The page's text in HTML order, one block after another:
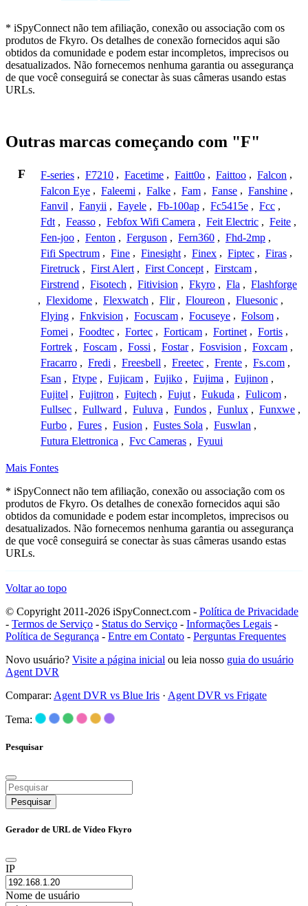
* iSpyConnect não tem afiliação, conexão ou associação com os
produtos de Fkyro. Os detalhes de conexão fornecidos aqui são
obtidos da comunidade e podem estar incompletos, imprecisos ou
desatualizados. Não fornecemos nenhuma garantia ou assegurança
de que você conseguirá se conectar às suas câmeras usando estas
URLs.
Outras marcas começando com "F"
F F-series , F7210 , Facetime , Faitt0o , Faittoo , Falcon ,
Falcon Eye , Faleemi , Falke , Fam , Fanse , Fanshine ,
Fanvil , Fanyii , Fayele , Fb-100ap , Fc5415e , Fcc ,
Fdt , Feasso , Febfox Wifi Camera , Feit Electric , Feite ,
Fen-joo , Fenton , Ferguson , Fern360 , Fhd-2mp ,
Fifi Spectrum , Fine , Finesight , Finex , Fiptec , Firas ,
Firetruck , First Alert , First Concept , Firstcam ,
Firstrend , Fisotech , Fitivision , Fkyro , Fla , Flashforge
, Flexidome , Flexwatch , Flir , Floureon , Fluesonic ,
Flying , Fnkvision , Focuscam , Focuseye , Folsom ,
Fomei , Foodtec , Fortec , Forticam , Fortinet , Fortis ,
Fortrek , Foscam , Fossi , Fostar , Fosvision , Foxcam ,
Fracarro , Fredi , Freesbell , Freetec , Frente , Fs.com ,
Fsan , Ftype , Fujicam , Fujiko , Fujima , Fujinon ,
Fujitel , Fujitron , Fujtech , Fujut , Fukuda , Fulicom ,
Fullsec , Fullward , Fuluva , Fundos , Funlux , Funxwe ,
Furbo , Fures , Fusion , Fustes Sola , Fuswlan ,
Futura Elettronica , Fvc Cameras , Fyuui
Mais Fontes
* iSpyConnect não tem afiliação, conexão ou associação com os
produtos de Fkyro. Os detalhes de conexão fornecidos aqui são
obtidos da comunidade e podem estar incompletos, imprecisos ou
desatualizados. Não fornecemos nenhuma garantia ou assegurança
de que você conseguirá se conectar às suas câmeras usando estas
URLs.
Voltar ao topo
© Copyright 2011-2026 iSpyConnect.com - Política de Privacidade
- Termos de Serviço - Status do Serviço - Informações Legais -
Política de Segurança - Entre em Contato - Perguntas Frequentes
Novo usuário? Visite a página inicial ou leia nosso guia do usuário
Agent DVR
Comparar: Agent DVR vs Blue Iris · Agent DVR vs Frigate
Tema:
Pesquisar
Pesquisar
Gerador de URL de Vídeo Fkyro
IP
Nome de usuário